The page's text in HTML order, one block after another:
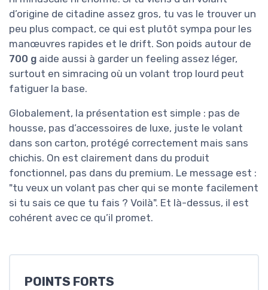
d’origine de citadine assez gros, tu vas le trouver un
peu plus compact, ce qui est plutôt sympa pour les
manœuvres rapides et le drift. Son poids autour de
700 g aide aussi à garder un feeling assez léger,
surtout en simracing où un volant trop lourd peut
fatiguer la base.
Globalement, la présentation est simple : pas de
housse, pas d’accessoires de luxe, juste le volant
dans son carton, protégé correctement mais sans
chichis. On est clairement dans du produit
fonctionnel, pas dans du premium. Le message est :
"tu veux un volant pas cher qui se monte facilement
si tu sais ce que tu fais ? Voilà". Et là-dessus, il est
cohérent avec ce qu’il promet.
POINTS FORTS